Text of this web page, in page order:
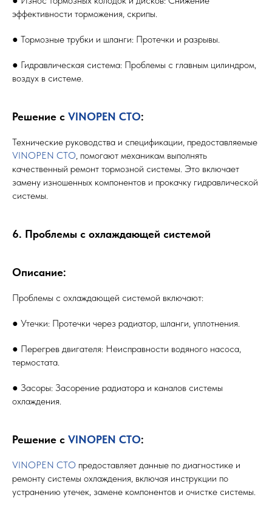
эффективности торможения, скрипы.
● Тормозные трубки и шланги: Протечки и разрывы.
● Гидравлическая система: Проблемы с главным цилиндром,
воздух в системе.
Решение с VINOPEN СТО:
Технические руководства и спецификации, предоставляемые
VINOPEN СТО, помогают механикам выполнять
качественный ремонт тормозной системы. Это включает
замену изношенных компонентов и прокачку гидравлической
системы.
6. Проблемы с охлаждающей системой
Описание:
Проблемы с охлаждающей системой включают:
● Утечки: Протечки через радиатор, шланги, уплотнения.
● Перегрев двигателя: Неисправности водяного насоса,
термостата.
● Засоры: Засорение радиатора и каналов системы
охлаждения.
Решение с VINOPEN СТО:
VINOPEN СТО предоставляет данные по диагностике и
ремонту системы охлаждения, включая инструкции по
устранению утечек, замене компонентов и очистке системы.